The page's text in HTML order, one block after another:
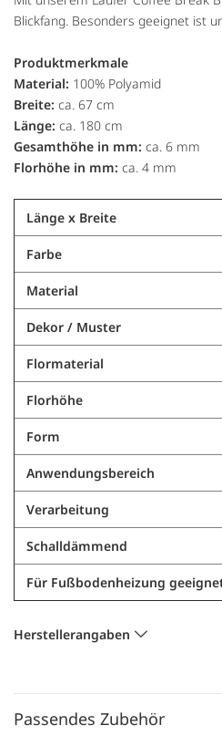
Blickfang. Besonders geeignet ist
Produktmerkmale
Material: 100% Polyamid
Breite: ca. 67 cm
Länge: ca. 180 cm
Gesamthöhe in mm: ca. 6 mm
Florhöhe in mm: ca. 4 mm
Länge x Breite
Farbe
Material
Dekor / Muster
Flormaterial
Florhöhe
Form
Anwendungsbereich
Verarbeitung
Schalldämmend
Für Fußbodenheizung
Herstellerangaben
Passendes Zubehör